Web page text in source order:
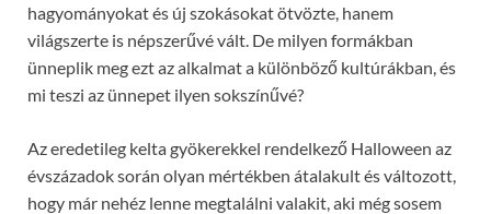
hagyományokat és új szokásokat ötvözte, hanem
világszerte is népszerűvé vált. De milyen formákban
ünneplik meg ezt az alkalmat a különböző kultúrákban, és
mi teszi az ünnepet ilyen sokszínűvé?
Az eredetileg kelta gyökerekkel rendelkező Halloween az
évszázadok során olyan mértékben átalakult és változott,
hogy már nehéz lenne megtalálni valakit, aki még sosem